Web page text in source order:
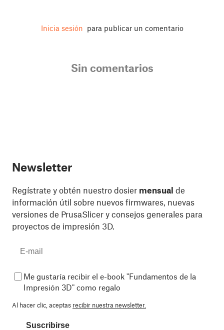
Inicia sesión para publicar un comentario
Sin comentarios
Newsletter
Regístrate y obtén nuestro dosier mensual de
información útil sobre nuevos firmwares, nuevas
versiones de PrusaSlicer y consejos generales para
proyectos de impresión 3D.
Me gustaría recibir el e-book "Fundamentos de la
Impresión 3D" como regalo
Al hacer clic, aceptas recibir nuestra newsletter.
Suscribirse